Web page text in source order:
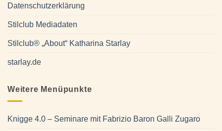
Datenschutzerklärung
Stilclub Mediadaten
Stilclub® „About“ Katharina Starlay
starlay.de
Weitere Menüpunkte
Knigge 4.0 – Seminare mit Fabrizio Baron Galli Zugaro